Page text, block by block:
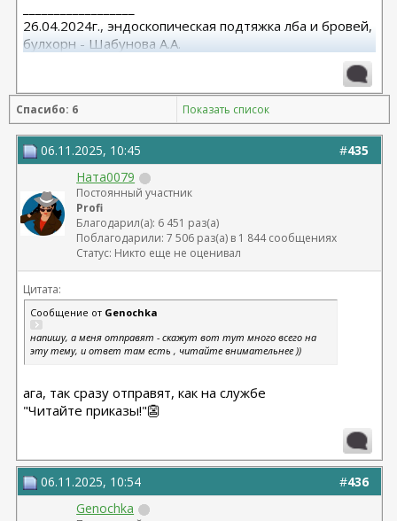
26.04.2024г., эндоскопическая подтяжка лба и бровей,
булхорн - Шабунова А.А.
06.12.2024г., бодилифт, липофилинг ягодиц, редукция
22.09.2025г. брахио пластика+торсопластика -
Бабикова М.А.
06.01.2026г. феморо пластика+липо ног - Бабикова
М.А.
Спасибо: 6 Показать список
#435
06.11.2025, 10:45
Ната0079
Постоянный участник
Profi
Благодарил(а): 6 451 раз(а)
Поблагодарили: 7 506 раз(а) в 1 844 сообщениях
Статус: Никто еще не оценивал
Цитата:
Сообщение от Genochka
напишу, а меня отправят - скажут вот тут много всего на
эту тему, и ответ там есть , читайте внимательнее ))
ага, так сразу отправят, как на службе
"Читайте приказы!"👺
#436
06.11.2025, 10:54
Genochka